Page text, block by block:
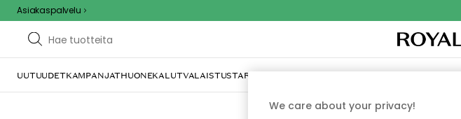
Asiakaspalvelu
UUTUUDETKAMPANJATHUONEKALUTVALAISTUSTARJOILU JA KATTAUSSISUSTUSTEKSTIILIT &
We care about your privacy!